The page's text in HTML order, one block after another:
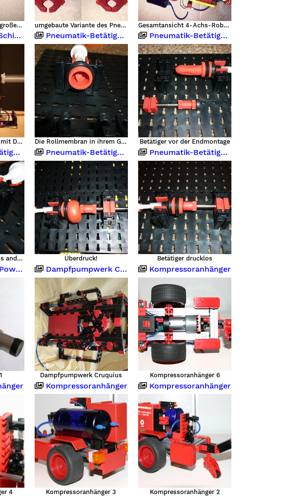
Pneumatik Greifer mit großem Öffnungswinkel umgebaute Variante des Pneumatikgreifers mit Hebemechanismus Gesamtansicht 4-Achs-Roboter
Pneumatik-Schiebetür mit Druckluftspeicher
Pneumatik-Betätiger Nachbau
Die Rollmembran in ihrem Gehäuse
Pneumatik-Betätiger Nachbau
Betätiger vor der Endmontage
Betätiger drucklos - aus anderem Blickwinkel
Pneumatik-Betätiger Nachbau
Überdruck!
Pneumatik-Betätiger Nachbau
Betätiger drucklos
Bokaj) Dampfpumpwerk Cruquius
Dampfpumpwerk Cruquius
Kompressoranhänger
Kompressoranhänger 6
4
Kompressoranhänger
Kompressoranhänger 3
Kompressoranhänger
Kompressoranhänger 2